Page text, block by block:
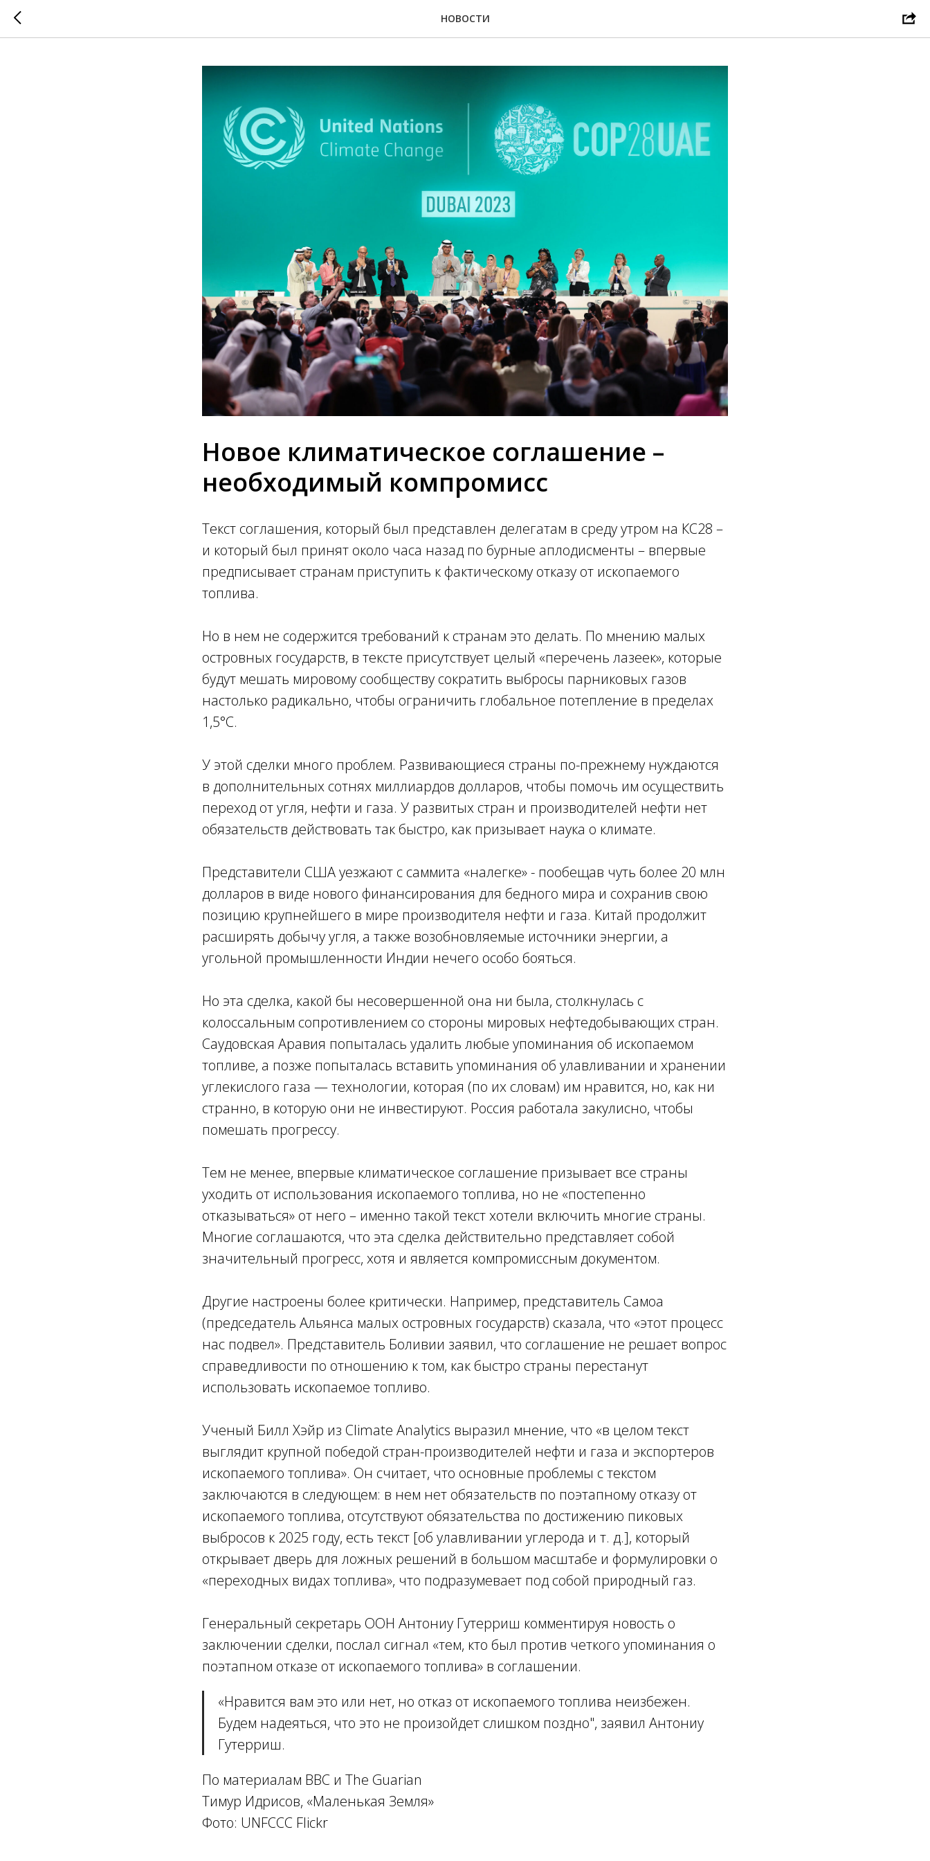
НОВОСТИ
Новое климатическое соглашение –
необходимый компромисс
Текст соглашения, который был представлен делегатам в среду утром на КС28 –
и который был принят около часа назад по бурные аплодисменты – впервые
предписывает странам приступить к фактическому отказу от ископаемого
топлива.
Но в нем не содержится требований к странам это делать. По мнению малых
островных государств, в тексте присутствует целый «перечень лазеек», которые
будут мешать мировому сообществу сократить выбросы парниковых газов
настолько радикально, чтобы ограничить глобальное потепление в пределах
1,5°С.
У этой сделки много проблем. Развивающиеся страны по-прежнему нуждаются
в дополнительных сотнях миллиардов долларов, чтобы помочь им осуществить
переход от угля, нефти и газа. У развитых стран и производителей нефти нет
обязательств действовать так быстро, как призывает наука о климате.
Представители США уезжают с саммита «налегке» - пообещав чуть более 20 млн
долларов в виде нового финансирования для бедного мира и сохранив свою
позицию крупнейшего в мире производителя нефти и газа. Китай продолжит
расширять добычу угля, а также возобновляемые источники энергии, а
угольной промышленности Индии нечего особо бояться.
Но эта сделка, какой бы несовершенной она ни была, столкнулась с
колоссальным сопротивлением со стороны мировых нефтедобывающих стран.
Саудовская Аравия попыталась удалить любые упоминания об ископаемом
топливе, а позже попыталась вставить упоминания об улавливании и хранении
углекислого газа — технологии, которая (по их словам) им нравится, но, как ни
странно, в которую они не инвестируют. Россия работала закулисно, чтобы
помешать прогрессу.
Тем не менее, впервые климатическое соглашение призывает все страны
уходить от использования ископаемого топлива, но не «постепенно
отказываться» от него – именно такой текст хотели включить многие страны.
Многие соглашаются, что эта сделка действительно представляет собой
значительный прогресс, хотя и является компромиссным документом.
Другие настроены более критически. Например, представитель Самоа
(председатель Альянса малых островных государств) сказала, что «этот процесс
нас подвел». Представитель Боливии заявил, что соглашение не решает вопрос
справедливости по отношению к том, как быстро страны перестанут
использовать ископаемое топливо.
Ученый Билл Хэйр из Climate Analytics выразил мнение, что «в целом текст
выглядит крупной победой стран-производителей нефти и газа и экспортеров
ископаемого топлива». Он считает, что основные проблемы с текстом
заключаются в следующем: в нем нет обязательств по поэтапному отказу от
ископаемого топлива, отсутствуют обязательства по достижению пиковых
выбросов к 2025 году, есть текст [об улавливании углерода и т. д.], который
открывает дверь для ложных решений в большом масштабе и формулировки о
«переходных видах топлива», что подразумевает под собой природный газ.
Генеральный секретарь ООН Антониу Гутерриш комментируя новость о
заключении сделки, послал сигнал «тем, кто был против четкого упоминания о
поэтапном отказе от ископаемого топлива» в соглашении.
«Нравится вам это или нет, но отказ от ископаемого топлива неизбежен.
Будем надеяться, что это не произойдет слишком поздно", заявил Антониу
Гутерриш.
По материалам BBC и The Guarian
Тимур Идрисов, «Маленькая Земля»
Фото: UNFCCC Flickr